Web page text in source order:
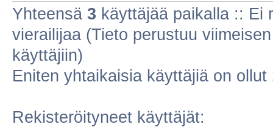
Yhteensä 3 käyttäjää paikalla :: Ei
vierailijaa (Tieto perustuu
käyttäjiin)
Eniten yhtaikaisia käyttäjiä on ollut
Rekisteröityneet käyttäjät: